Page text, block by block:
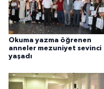
Okuma yazma öğrenen
anneler mezuniyet sevinci
yaşadı